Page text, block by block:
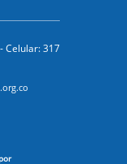
Celular: 317